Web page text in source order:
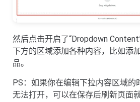
然后点击开启了“Dropdown
下方的区域添加各种内容，比如添
品。
PS：如果你在编辑下拉内容区域的
无法打开，可以在保存后刷新页面